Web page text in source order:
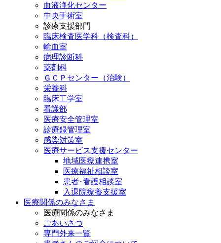
血液浄化センター
中央手術室
診療支援部門
臨床検査医学科（検査科）
輸血室
病理診断科
薬剤科
ＧＣＰセンター（治験）
栄養科
臨床工学室
看護部
医療安全管理室
診療録管理室
感染対策室
医療サービス支援センター
地域医療連携室
医療福祉相談室
患者･看護相談室
入退院療養支援室
医療関係のみなさま
医療関係のみなさま
ごあいさつ
専門外来一覧